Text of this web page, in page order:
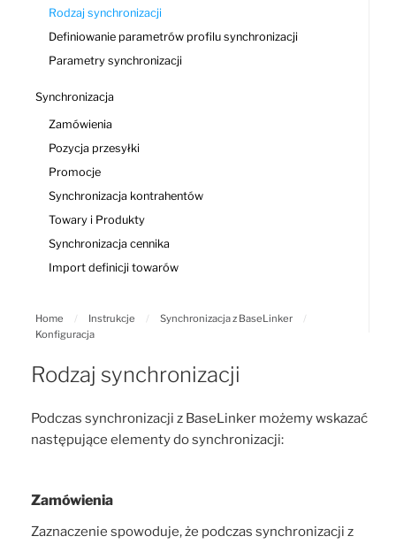
Rodzaj synchronizacji
Definiowanie parametrów profilu synchronizacji
Parametry synchronizacji
Synchronizacja
Zamówienia
Pozycja przesyłki
Promocje
Synchronizacja kontrahentów
Towary i Produkty
Synchronizacja cennika
Import definicji towarów
Home / Instrukcje / Synchronizacja z BaseLinker
/
Konfiguracja
Rodzaj synchronizacji
Podczas synchronizacji z BaseLinker możemy wskazać
następujące elementy do synchronizacji:
Zamówienia
Zaznaczenie spowoduje, że podczas synchronizacji z